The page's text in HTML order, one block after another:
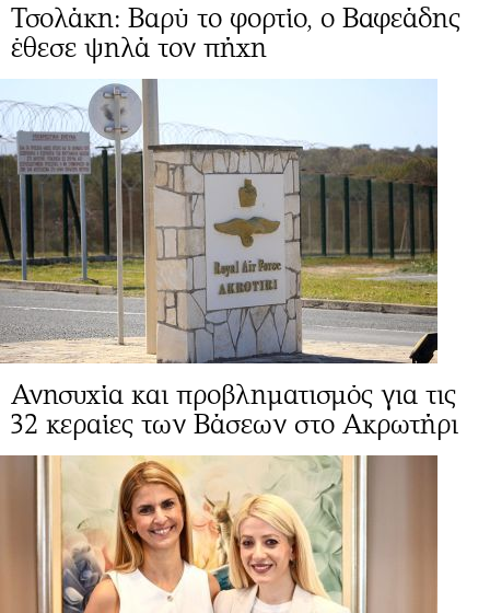
Τσολάκη: Βαρύ το φορτίο, ο Βαφεάδης
έθεσε ψηλά τον πήχη
Ανησυχία και προβληματισμός για τις
32 κεραίες των Βάσεων στο Ακρωτήρι